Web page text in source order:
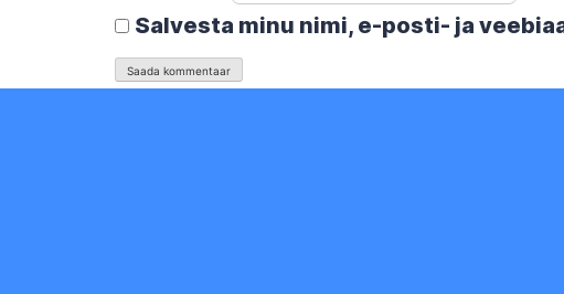
Salvesta minu nimi, e-posti- ja